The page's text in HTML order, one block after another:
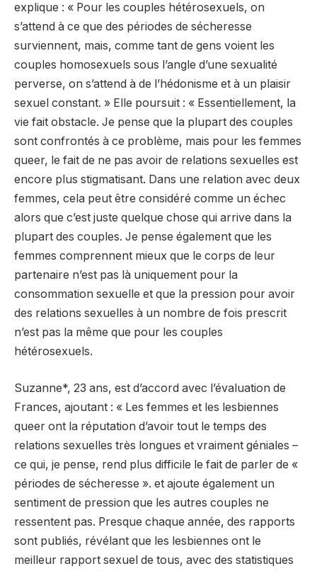
explique : « Pour les couples hétérosexuels, on
s’attend à ce que des périodes de sécheresse
surviennent, mais, comme tant de gens voient les
couples homosexuels sous l’angle d’une sexualité
perverse, on s’attend à de l’hédonisme et à un plaisir
sexuel constant. » Elle poursuit : « Essentiellement, la
vie fait obstacle. Je pense que la plupart des couples
sont confrontés à ce problème, mais pour les femmes
queer, le fait de ne pas avoir de relations sexuelles est
encore plus stigmatisant. Dans une relation avec deux
femmes, cela peut être considéré comme un échec
alors que c’est juste quelque chose qui arrive dans la
plupart des couples. Je pense également que les
femmes comprennent mieux que le corps de leur
partenaire n’est pas là uniquement pour la
consommation sexuelle et que la pression pour avoir
des relations sexuelles à un nombre de fois prescrit
n’est pas la même que pour les couples
hétérosexuels.
Suzanne*, 23 ans, est d’accord avec l’évaluation de
Frances, ajoutant : « Les femmes et les lesbiennes
queer ont la réputation d’avoir tout le temps des
relations sexuelles très longues et vraiment géniales –
ce qui, je pense, rend plus difficile le fait de parler de «
périodes de sécheresse ». et ajoute également un
sentiment de pression que les autres couples ne
ressentent pas. Presque chaque année, des rapports
sont publiés, révélant que les lesbiennes ont le
meilleur rapport sexuel de tous, avec des statistiques